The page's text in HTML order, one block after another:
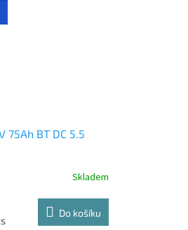
75Ah BT DC 5.5
Skladem
Do košíku